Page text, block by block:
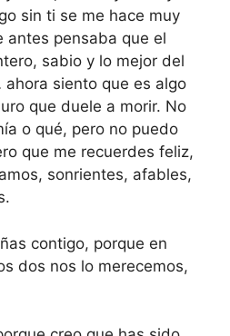
sin ti se me hace muy
antes pensaba que el
sabio y lo mejor del
siento que es algo
que duele a morir. No
o qué, pero no puedo
que me recuerdes feliz,
sonrientes, afables,
contigo, porque en
dos nos lo merecemos,